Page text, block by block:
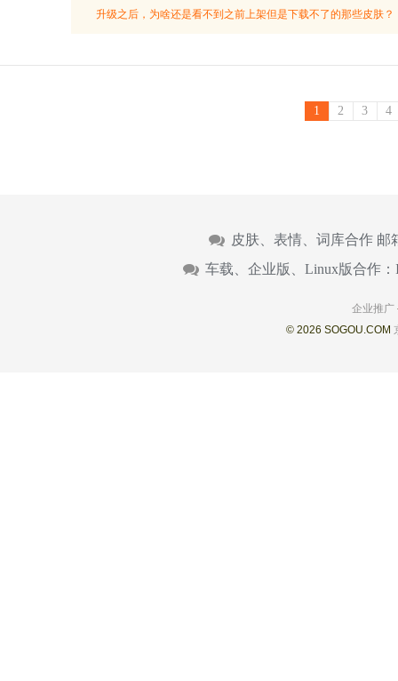
升级之后，为啥还是看不到之前上架但是下载不了的那些皮肤？
1 2 3 4
皮肤、表情、词库合作 邮
车载、企业版、Linux版合作：
企业推广
© 2026 SOGOU.COM